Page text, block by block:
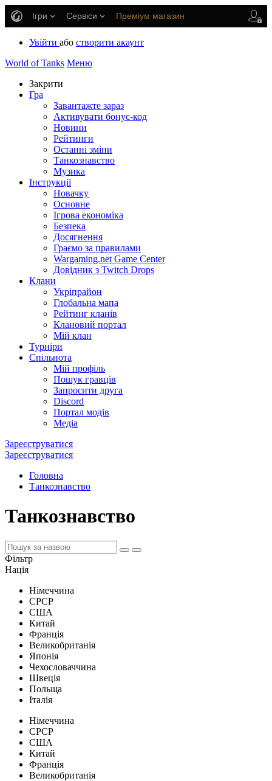
Ігри Сервіси Преміум магазин
Увійти або створити акаунт
World of Tanks Меню
Закрити
Гра
Завантажте зараз
Активувати бонус-код
Новини
Рейтинги
Останні зміни
Танкознавство
Музика
Інструкції
Новачку
Основне
Ігрова економіка
Безпека
Досягнення
Граємо за правилами
Wargaming.net Game Center
Довідник з Twitch Drops
Клани
Укріпрайон
Глобальна мапа
Рейтинг кланів
Клановий портал
Мій клан
Турніри
Спільнота
Мій профіль
Пошук гравців
Запросити друга
Discord
Портал модів
Медіа
Зареєструватися
Зареєструватися
Головна
Танкознавство
Танкознавство
Фільтр
Нація
Німеччина
СРСР
США
Китай
Франція
Великобританія
Японія
Чехословаччина
Швеція
Польща
Італія
Німеччина
СРСР
США
Китай
Франція
Великобританія